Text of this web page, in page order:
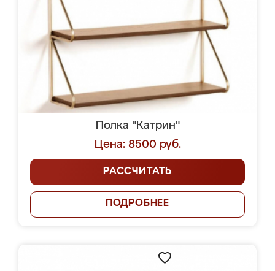
Полка "Катрин"
Цена: 8500 руб.
РАССЧИТАТЬ
ПОДРОБНЕЕ